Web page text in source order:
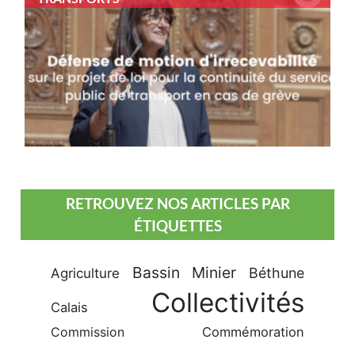
RETROUVEZ NOS ARTICLES PAR
ÉTIQUETTES
Agriculture Bassin Minier Béthune
Calais Collectivités
Commission Commémoration